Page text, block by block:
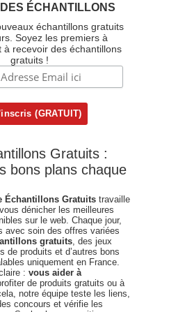
ÉCHANTILLONS
échantillons gratuits
Soyez les premiers à
à recevoir des échantillons
gratuits !
Gratuits :
bons plans chaque
Échantillons Gratuits travaille
dénicher les meilleures
sur le web. Chaque jour,
avec soin des offres variées
gratuits , des jeux
de produits et d’autres bons
uniquement en France.
: vous aider à
de produits gratuits ou à
notre équipe teste les liens,
concours et vérifie les